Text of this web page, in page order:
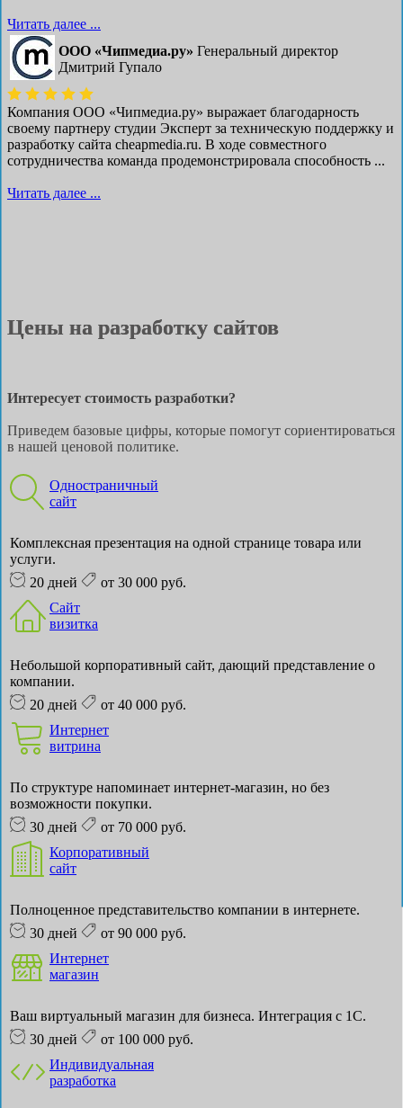
Читать далее ...
ООО «Чипмедиа.ру» Генеральный директор
Дмитрий Гупало
Компания ООО «Чипмедиа.ру» выражает благодарность
своему партнеру студии Эксперт за техническую поддержку и
разработку сайта cheapmedia.ru. В ходе совместного
сотрудничества команда продемонстрировала способность ...
Читать далее ...
Цены на разработку сайтов
Интересует стоимость разработки?
Приведем базовые цифры, которые помогут сориентироваться
в нашей ценовой политике.
Одностраничный
сайт
Комплексная презентация на одной странице товара или
услуги.
20 дней
от 30 000 руб.
Сайт
визитка
Небольшой корпоративный сайт, дающий представление о
компании.
20 дней
от 40 000 руб.
Интернет
витрина
По структуре напоминает интернет-магазин, но без
возможности покупки.
30 дней
от 70 000 руб.
Корпоративный
сайт
Полноценное представительство компании в интернете.
30 дней
от 90 000 руб.
Интернет
магазин
Ваш виртуальный магазин для бизнеса. Интеграция с 1С.
30 дней
от 100 000 руб.
Индивидуальная
разработка